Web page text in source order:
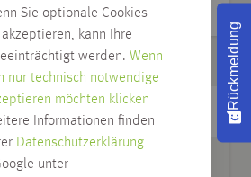
Sie optionale Cookies
kann Ihre
werden. Wenn
nur technisch notwendige
möchten klicken
Informationen finden
Datenschutzerklärung
unter
Sockelleiste Rückmeldung